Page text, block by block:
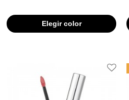
Elegir color